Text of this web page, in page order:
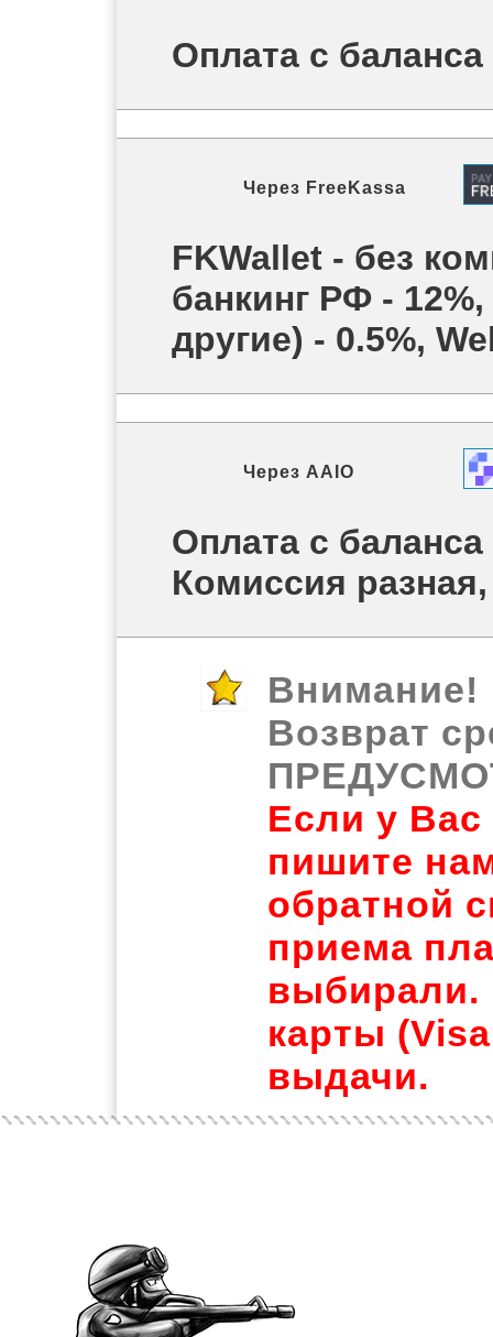
Оплата с
Через FreeKassa
FKWallet - без
банкинг РФ -
другие) - 0.5%,
Через AAIO
Оплата с
Комиссия
Внимание!
Возврат
Если у Вас
пишите
обратной
приема
выбирали.
карты
выдачи.